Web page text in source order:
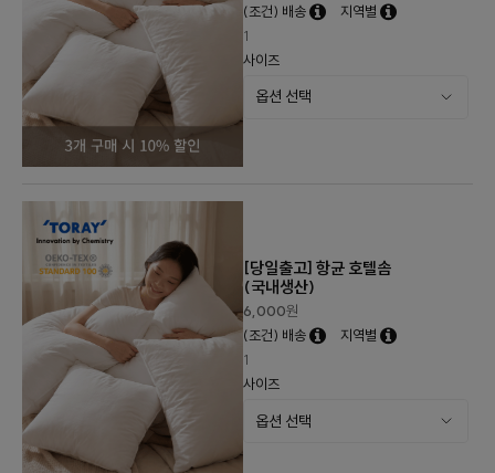
(조건) 배송
지역별
1
사이즈
[당일출고] 항균 호텔솜
(국내생산)
6,000원
(조건) 배송
지역별
1
사이즈